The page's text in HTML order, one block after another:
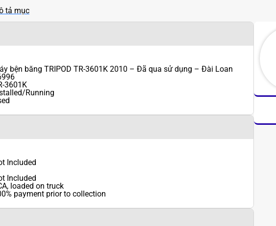
tả mục
bện băng TRIPOD TR-3601K 2010 – Đã qua sử dụng – Đài Loan
3601K
Running
Included
Included
loaded on truck
payment prior to collection